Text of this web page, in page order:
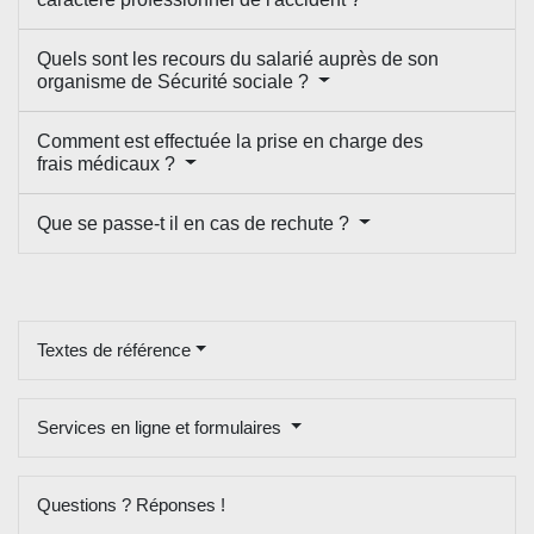
Quels sont les recours du salarié auprès de son
organisme de Sécurité sociale ?
Comment est effectuée la prise en charge des
frais médicaux ?
Que se passe-t il en cas de rechute ?
Textes de référence
Services en ligne et formulaires
Questions ? Réponses !